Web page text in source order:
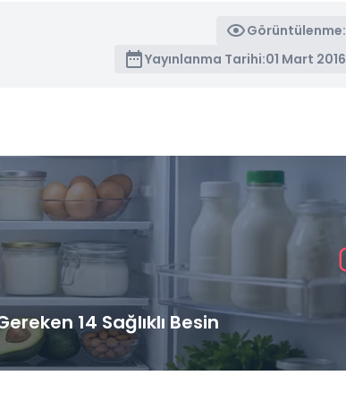
Görüntülenme:
Yayınlanma Tarihi:01 Mart 2016
14 Sağlıklı Besin